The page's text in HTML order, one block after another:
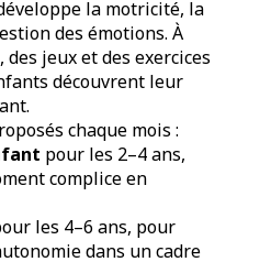
la motricité, la
des émotions. À
jeux et des exercices
découvrent leur
chaque mois :
pour les 2–4 ans,
complice en
les 4–6 ans, pour
dans un cadre